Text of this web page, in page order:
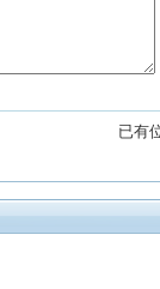
已有